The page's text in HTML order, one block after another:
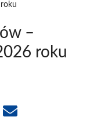
–
roku
Share